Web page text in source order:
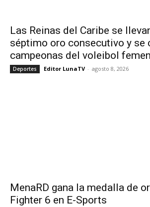
Las Reinas del Caribe se
séptimo oro consecutivo y se
campeonas del voleibol
Deportes Editor LunaTV - agosto 8, 2026
MenaRD gana la medalla de
Fighter 6 en E-Sports